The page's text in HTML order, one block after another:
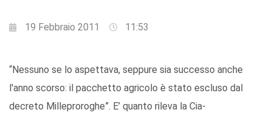
19 Febbraio 2011 11:53
“Nessuno se lo aspettava, seppure sia successo anche
l'anno scorso: il pacchetto agricolo è stato escluso dal
decreto Milleproroghe”. E’ quanto rileva la Cia-